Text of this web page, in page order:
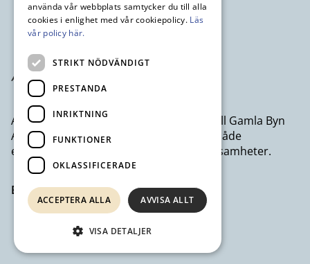
Avesta Industristad AB ett dotterbolag till Gamla Byn
AB som erbjuder kontor och lokaler till både
egenföretagare och större företagsverksamheter.
Besök avestaindustristad.se
använda vår webbplats samtycker du till alla
cookies i enlighet med vår cookiepolicy. Läs
vår policy här.
STRIKT NÖDVÄNDIGT
PRESTANDA
INRIKTNING
FUNKTIONER
OKLASSIFICERADE
ACCEPTERA ALLA AVVISA ALLT
VISA DETALJER